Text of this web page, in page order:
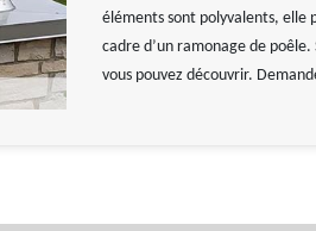
éléments sont polyvalents, elle
cadre d’un ramonage de
vous pouvez découvrir.